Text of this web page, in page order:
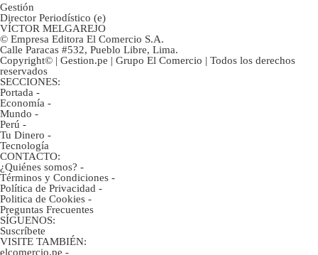
Gestión
Director Periodístico (e)
VÍCTOR MELGAREJO
© Empresa Editora El Comercio S.A.
Calle Paracas #532, Pueblo Libre, Lima.
Copyright© | Gestion.pe | Grupo El Comercio | Todos los derechos
reservados
SECCIONES:
Portada -
Economía -
Mundo -
Perú -
Tu Dinero -
Tecnología
CONTACTO:
¿Quiénes somos? -
Términos y Condiciones -
Política de Privacidad -
Politica de Cookies -
Preguntas Frecuentes
SÍGUENOS:
Suscríbete
VISITE TAMBIÉN:
elcomercio.pe -